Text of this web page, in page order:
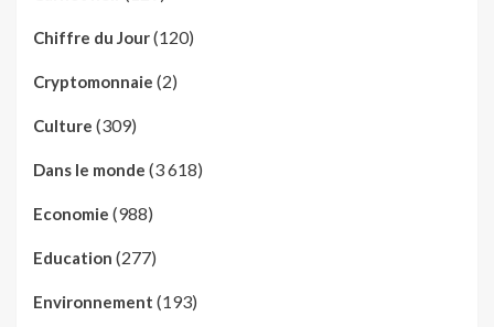
Chiffre du Jour(120)
Cryptomonnaie (2)
Culture (309)
Dans le monde (3 618)
Economie (988)
Education (277)
Environnement (193)